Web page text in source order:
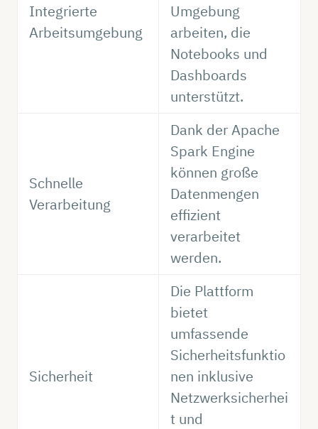
Integrierte
Arbeitsumgebung
Umgebung
arbeiten, die
Notebooks und
Dashboards
unterstützt.
Schnelle
Verarbeitung
Dank der Apache
Spark Engine
können große
Datenmengen
effizient
verarbeitet
werden.
Sicherheit
Die Plattform
bietet
umfassende
Sicherheitsfunktio
nen inklusive
Netzwerksicherhei
t und